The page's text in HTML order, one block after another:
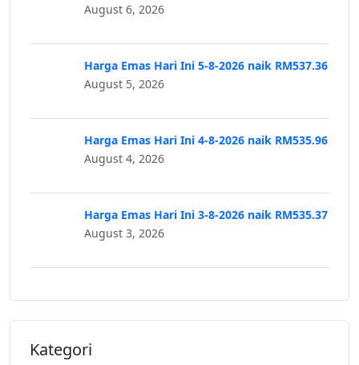
August 6, 2026
Harga Emas Hari Ini 5-8-2026 naik RM537.36
August 5, 2026
Harga Emas Hari Ini 4-8-2026 naik RM535.96
August 4, 2026
Harga Emas Hari Ini 3-8-2026 naik RM535.37
August 3, 2026
Kategori